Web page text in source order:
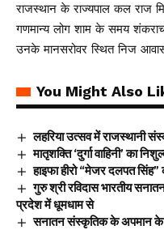
राजस्थान के राज्यपाल कल राज
गणमान्य लोग शाम के समय
उनके मानसरोवर स्थित निज
You Might Also
लहरिया उत्सव में राजस्थानी
मातृशक्ति ‘दुर्गा वाहिनी’ का
हाइफा हीरो “मेजर दलपत सिंह”
गुरु श्री रविदास भारतीय
प्रदेश में धूमधाम से
सनातन संस्कृतिक के अपमान के